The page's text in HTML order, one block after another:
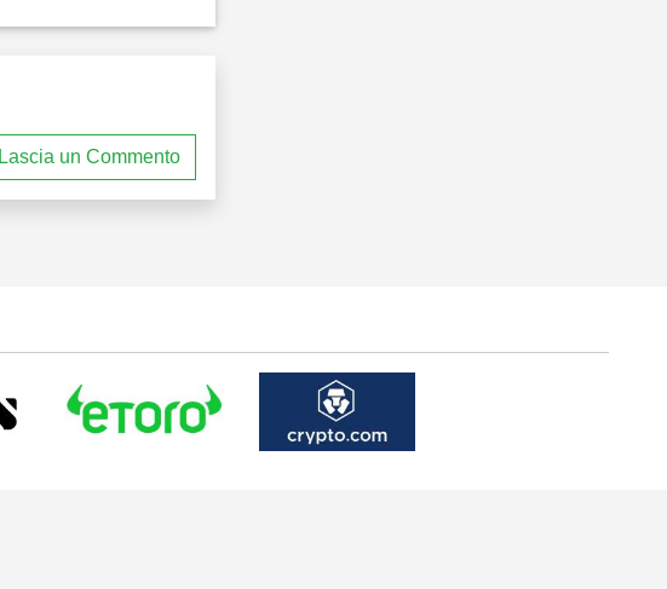
Lascia un Commento